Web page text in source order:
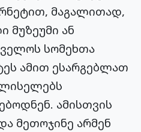
მაგალითად,
მუზეუმი ან
სომეხთა
ამით ესარგებლათ
ამისთვის
მეთოჯინე არმენ